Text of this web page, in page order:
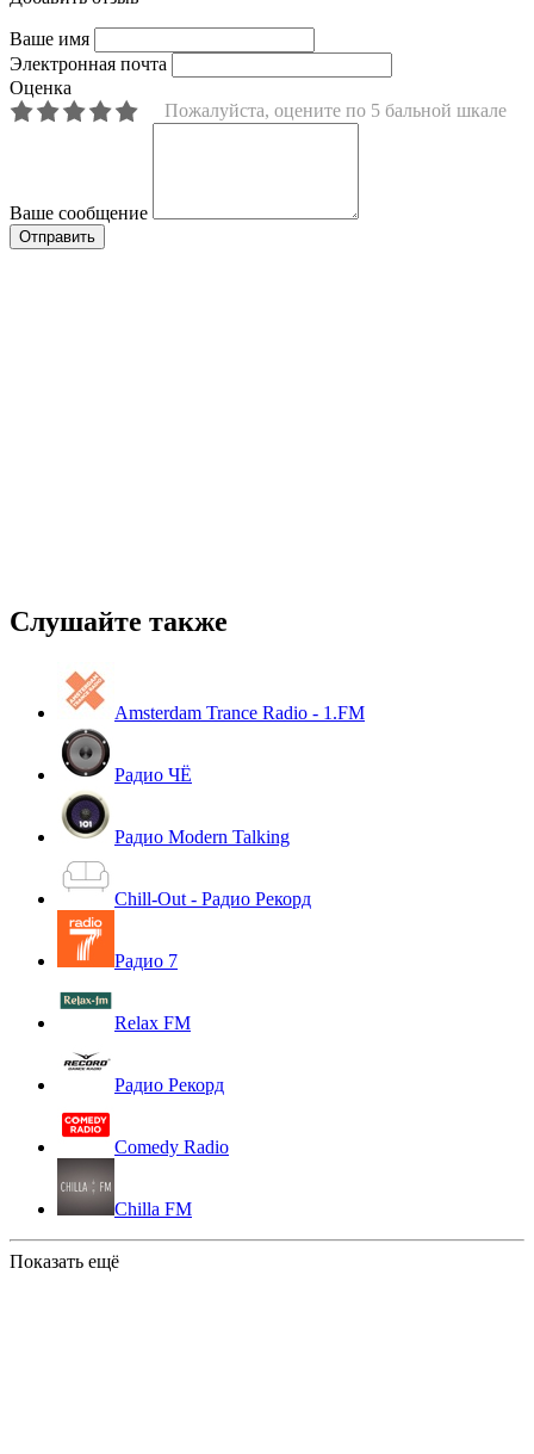
Ваше имя
Электронная почта
Оценка
Пожалуйста, оцените по 5 бальной шкале
Ваше сообщение
Слушайте также
Amsterdam Trance Radio - 1.FM
Радио ЧЁ
Радио Modern Talking
Chill-Out - Радио Рекорд
Радио 7
Relax FM
Радио Рекорд
Comedy Radio
Chilla FM
Показать ещё